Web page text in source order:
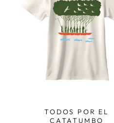
TODOS POR EL
CATATUMBO